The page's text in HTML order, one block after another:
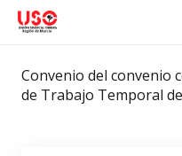
Convenio del convenio
de Trabajo Temporal